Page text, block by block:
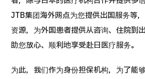
TOP
关于JMHC
JTB集团海外网点为您提供出国服务等
资源，为外国患者提供从咨询、住院到
助您放心、顺利地享受赴日医疗服务。
为此，我们作为身份担保机构，为了能